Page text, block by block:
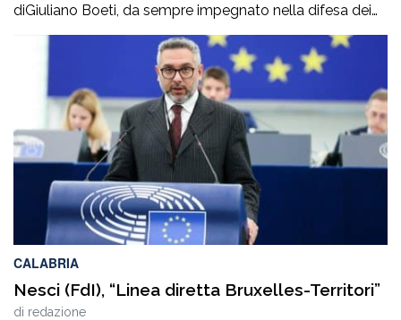
diGiuliano Boeti, da sempre impegnato nella difesa dei
valori democratici e antifascisti. Fondatore della sezione
ANPI di Taurianova e suo primo presidente,ha contribuito
con passione e coerenza alla vita civile e culturale della
nostra comunità, dedicando particolare attenzione alla
memoria storica […]
CALABRIA
Nesci (FdI), “Linea diretta Bruxelles-Territori”
di redazione